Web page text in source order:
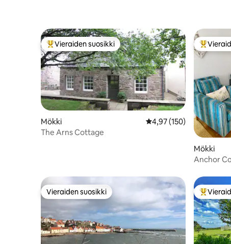
Vieraiden suosikkien parhaimmistoa
Vieraiden suosikki
Mökki Keskimääräinen arvio
4,97 (150)
The Arns Cottage
Mökki
Anchor
Vieraiden suosikki
Vieraiden suosikki